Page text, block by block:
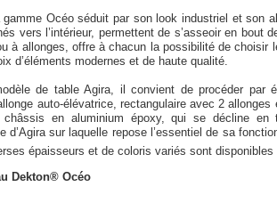
gamme Océo séduit par son look industriel et son
vers l’intérieur, permettent de s’asseoir en bout
à allonges, offre à chacun la possibilité de
d’éléments modernes et de haute qualité.
de table Agira, il convient de procéder par
auto-élévatrice, rectangulaire avec 2
en aluminium époxy, qui se décline en
d’Agira sur laquelle repose l’essentiel de sa
épaisseurs et de coloris variés sont disponibles
Dekton® Océo